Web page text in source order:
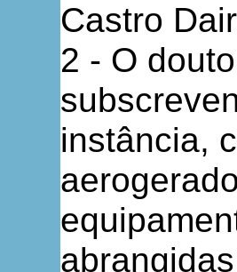
Castro
2 - O
instância,